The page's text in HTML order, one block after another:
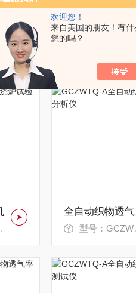
欢迎您！
来自美国的朋友！有
您的吗？
擦磨损实验机 GCDDJ-50Kv
全
型号：GCZWTQ-A